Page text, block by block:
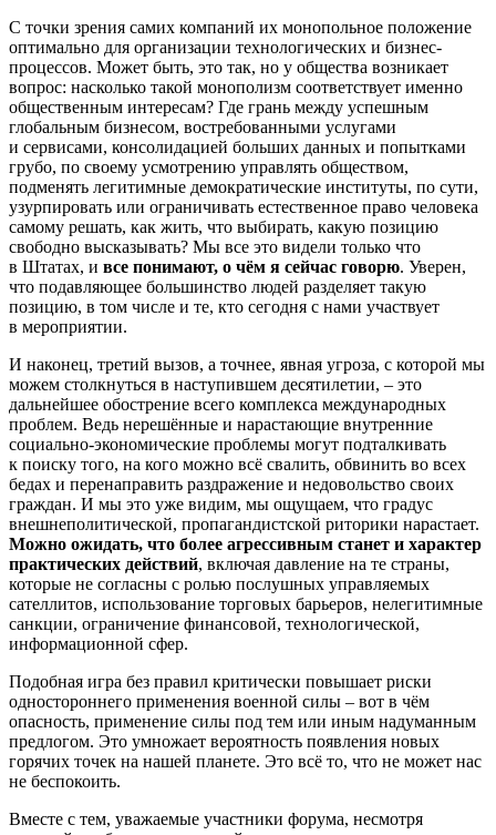
С точки зрения самих компаний их монопольное положение
оптимально для организации технологических и бизнес-
процессов. Может быть, это так, но у общества возникает
вопрос: насколько такой монополизм соответствует именно
общественным интересам? Где грань между успешным
глобальным бизнесом, востребованными услугами
и сервисами, консолидацией больших данных и попытками
грубо, по своему усмотрению управлять обществом,
подменять легитимные демократические институты, по сути,
узурпировать или ограничивать естественное право человека
самому решать, как жить, что выбирать, какую позицию
свободно высказывать? Мы все это видели только что
в Штатах, и все понимают, о чём я сейчас говорю. Уверен,
что подавляющее большинство людей разделяет такую
позицию, в том числе и те, кто сегодня с нами участвует
в мероприятии.
И наконец, третий вызов, а точнее, явная угроза, с которой мы
можем столкнуться в наступившем десятилетии, – это
дальнейшее обострение всего комплекса международных
проблем. Ведь нерешённые и нарастающие внутренние
социально-экономические проблемы могут подталкивать
к поиску того, на кого можно всё свалить, обвинить во всех
бедах и перенаправить раздражение и недовольство своих
граждан. И мы это уже видим, мы ощущаем, что градус
внешнеполитической, пропагандистской риторики нарастает.
Можно ожидать, что более агрессивным станет и характер
практических действий, включая давление на те страны,
которые не согласны с ролью послушных управляемых
сателлитов, использование торговых барьеров, нелегитимные
санкции, ограничение финансовой, технологической,
информационной сфер.
Подобная игра без правил критически повышает риски
одностороннего применения военной силы – вот в чём
опасность, применение силы под тем или иным надуманным
предлогом. Это умножает вероятность появления новых
горячих точек на нашей планете. Это всё то, что не может нас
не беспокоить.
Вместе с тем, уважаемые участники форума, несмотря